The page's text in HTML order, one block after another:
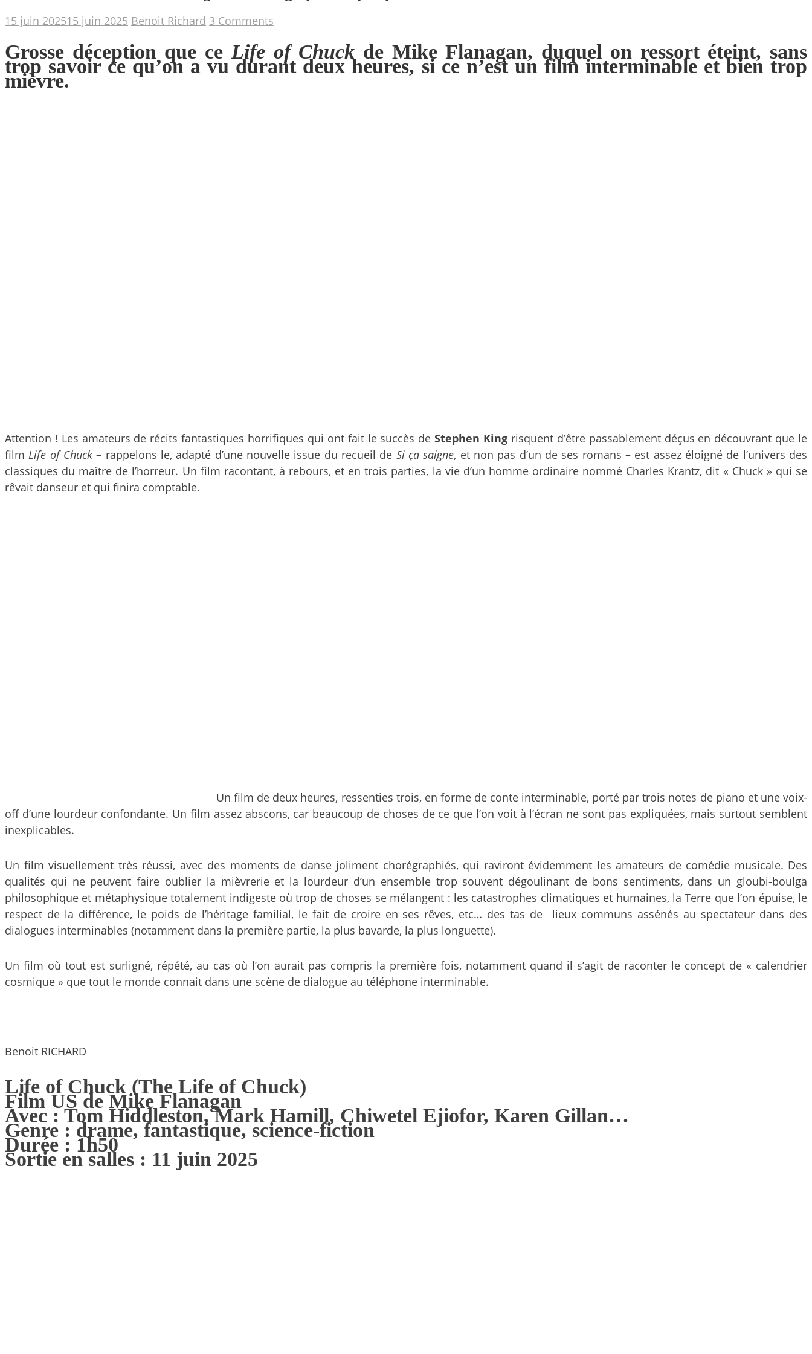
15 juin 202515 juin 2025 Benoit Richard 3 Comments
Grosse déception que ce Life of Chuck de Mike Flanagan, duquel on ressort éteint, sans
trop savoir ce qu’on a vu durant deux heures, si ce n’est un film interminable et bien trop
mièvre.
Attention ! Les amateurs de récits fantastiques horrifiques qui ont fait le succès deStephen King risquent d’être passablement déçus en découvrant que le
filmLife of Chuck – rappelons le, adapté d’une nouvelle issue du recueil de Si ça saigne, et non pas d’un de ses romans – est assez éloigné de l’univers des
classiques du maître de l’horreur. Un film racontant, à rebours, et en trois parties, la vie d’un homme ordinaire nommé Charles Krantz, dit « Chuck » qui se
rêvait danseur et qui finira comptable.
Un film de deux heures, ressenties trois, en forme de conte interminable, porté par trois notes de piano et une voix-
off d’une lourdeur confondante. Un film assez abscons, car beaucoup de choses de ce que l’on voit à l’écran ne sont pas expliquées, mais surtout semblent
inexplicables.
Un film visuellement très réussi, avec des moments de danse joliment chorégraphiés, qui raviront évidemment les amateurs de comédie musicale. Des
qualités qui ne peuvent faire oublier la mièvrerie et la lourdeur d’un ensemble trop souvent dégoulinant de bons sentiments, dans un gloubi-boulga
philosophique et métaphysique totalement indigeste où trop de choses se mélangent : les catastrophes climatiques et humaines, la Terre que l’on épuise, le
respect de la différence, le poids de l’héritage familial, le fait de croire en ses rêves, etc… des tas de lieux communs assénés au spectateur dans des
dialogues interminables (notamment dans la première partie, la plus bavarde, la plus longuette).
Un film où tout est surligné, répété, au cas où l’on aurait pas compris la première fois, notamment quand il s’agit de raconter le concept de « calendrier
cosmique » que tout le monde connait dans une scène de dialogue au téléphone interminable.
Benoit RICHARD
Life of Chuck (The Life of Chuck)
Film US de Mike Flanagan
Avec : Tom Hiddleston, Mark Hamill, Chiwetel Ejiofor, Karen Gillan…
Genre : drame, fantastique, science-fiction
Durée : 1h50
Sortie en salles : 11 juin 2025